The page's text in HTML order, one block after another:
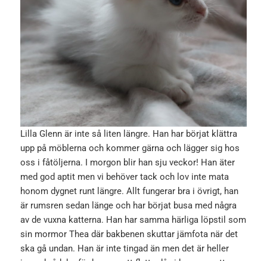
Lilla Glenn är inte så liten längre. Han har börjat klättra
upp på möblerna och kommer gärna och lägger sig hos
oss i fåtöljerna. I morgon blir han sju veckor! Han äter
med god aptit men vi behöver tack och lov inte mata
honom dygnet runt längre. Allt fungerar bra i övrigt, han
är rumsren sedan länge och har börjat busa med några
av de vuxna katterna. Han har samma härliga löpstil som
sin mormor Thea där bakbenen skuttar jämfota när det
ska gå undan. Han är inte tingad än men det är heller